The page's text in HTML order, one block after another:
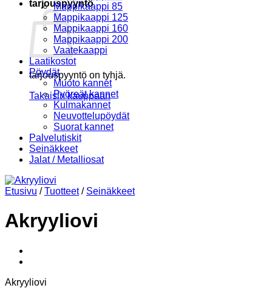
tarjouspyyntö
tarjouspyyntö on tyhjä.
Takaisin kauppaan
Mappikaappi 85
Mappikaappi 125
Mappikaappi 160
Mappikaappi 200
Vaatekaappi
Laatikostot
Pöydät
Muoto kannet
Pyöreät kannet
Kulmakannet
Neuvottelupöydät
Suorat kannet
Palvelutiskit
Seinäkkeet
Jalat / Metalliosat
Etusivu / Tuotteet / Seinäkkeet
Akryyliovi
Akryyliovi